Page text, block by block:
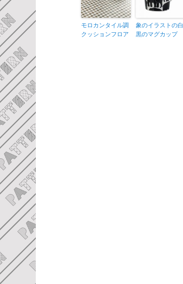
モロカンタイル調
クッションフロア
象のイラストの白
黒のマグカップ